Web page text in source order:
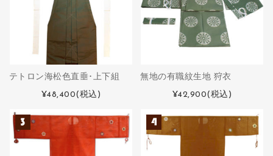
テトロン海松色直垂･上下組
¥48,400(税込)
無地の有職紋生地 狩衣
¥42,900(税込)